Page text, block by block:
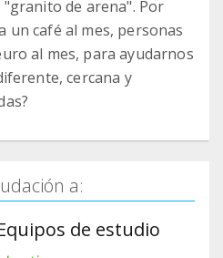
de arena". Por
un café al mes, personas
al mes, para ayudarnos
cercana y
a:
de estudio